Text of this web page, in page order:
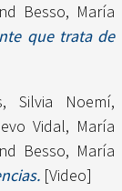
Besso, María
que trata de
Silvia Noemí,
Vidal, María
Besso, María
[Video]